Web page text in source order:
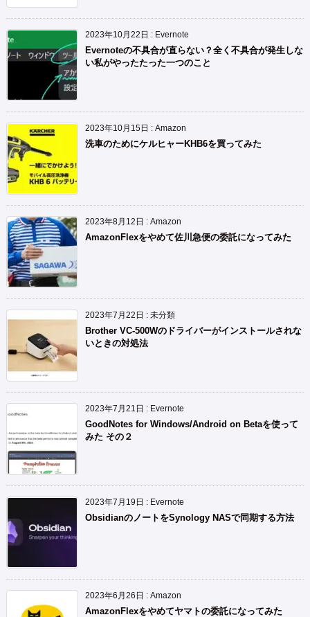
2023年10月22日 : Evernote
Evernoteの不具合が直らない？全く不具合が発生しな
い私がやったたった一つのこと
2023年10月15日 : Amazon
洗車のためにケルヒャーKHB6を買ってみた
2023年8月12日 : Amazon
AmazonFlexをやめて佐川急便の委託になってみた
2023年7月22日 : 未分類
Brother VC-500Wのドライバーがインストールされな
いときの対処法
2023年7月21日 : Evernote
GoodNotes for Windows/Android on Betaを使って
みた その２
2023年7月19日 : Evernote
ObsidianのノートをSynology NASで同期する方法
2023年6月26日 : Amazon
AmazonFlexをやめてヤマトの委託になってみた